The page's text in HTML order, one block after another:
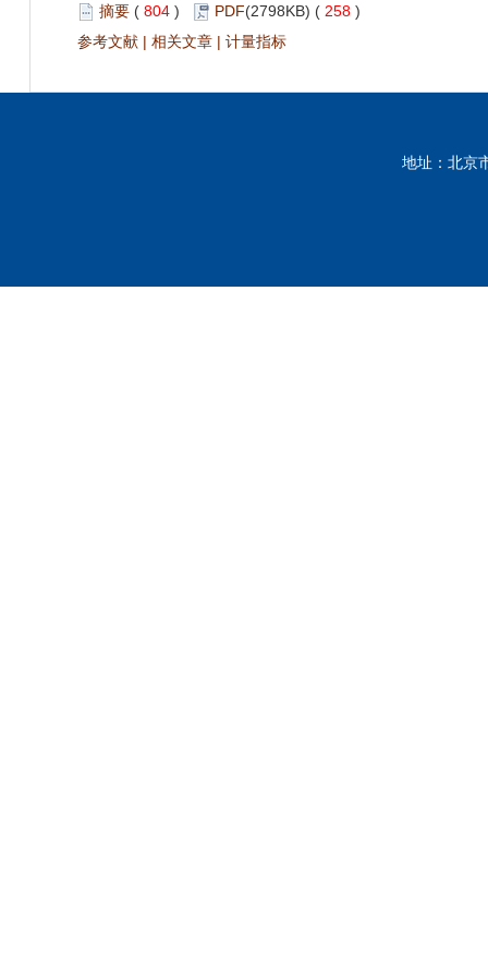
摘要 ( 804 ) PDF(2798KB) ( 258 )
参考文献 | 相关文章 | 计量指标
地址：北京